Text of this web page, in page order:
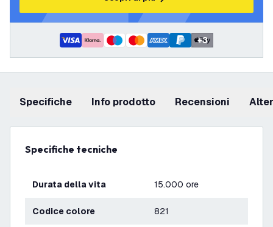
+3
Specifiche info prodotto recensioni
Specifiche tecniche
Durata della vita 15.000 ore
Codice colore 821